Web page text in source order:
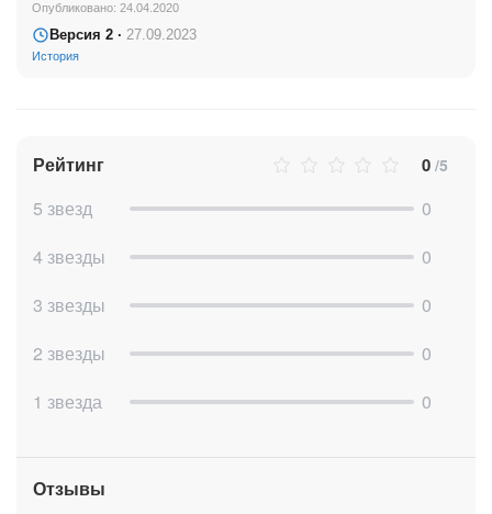
Опубликовано: 24.04.2020
Версия 2 · 27.09.2023
История
Рейтинг 0 /5
5 звезд
0
4 звезды
0
3 звезды
0
2 звезды
0
1 звезда
0
Отзывы